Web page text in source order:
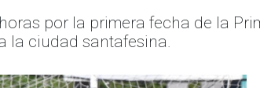
por la primera fecha de la
la ciudad santafesina.